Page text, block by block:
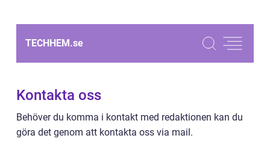
TECHHEM.se
Kontakta oss
Behöver du komma i kontakt med redaktionen kan du
göra det genom att kontakta oss via mail.